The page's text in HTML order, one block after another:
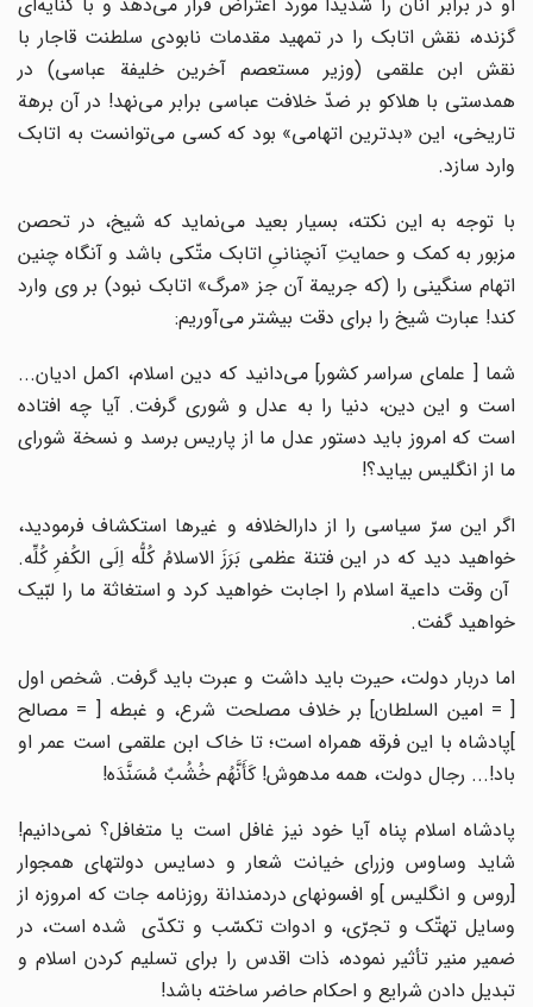
گزنده، نقش اتابک را در تمهید مقدمات نابودى سلطنت قاجار با
نقش ابن علقمى (وزیر مستعصم آخرین خلیفة عباسى) در
همدستى با هلاکو بر ضدّ خلافت عباسى برابر مى‌نهد! در آن برهة
تاریخى، این «بدترین اتهامى» بود که کسى مى‌توانست به اتابک
وارد سازد.
با توجه به این نکته، بسیار بعید مى‌نماید که شیخ، در تحصن
مزبور به کمک و حمایتِ آنچنانىِ اتابک متّکى باشد و آنگاه چنین
اتهام سنگینى را (که جریمة آن جز «مرگ» اتابک نبود) بر وى وارد
کند! عبارت شیخ را براى دقت بیشتر مى‌آوریم:
شما [ علماى سراسر کشور] مى‌دانید که دین اسلام، اکمل ادیان...
است و این دین، دنیا را به عدل و شورى گرفت. آیا چه افتاده
است که امروز باید دستور عدل ما از پاریس برسد و نسخة شوراى
ما از انگلیس بیاید؟!
اگر این سرّ سیاسى را از دارالخلافه و غیرها استکشاف فرمودید،
خواهید دید که در این فتنة عظمى بَرَزَ الاسلامُ کُلُّه اِلَى الکُفرِ کُلِّه.
آن وقت داعیة اسلام را اجابت خواهید کرد و استغاثة ما را لبّیک
خواهید گفت.
اما دربار دولت، حیرت باید داشت و عبرت باید گرفت. شخص اول
[ = امین السلطان] بر خلاف مصلحت شرع، و غبطه [ = مصالح
]پادشاه با این فرقه همراه است؛ تا خاک ابن علقمى است عمر او
باد!... رجال دولت، همه مدهوش! کَأَنَّهُم خُشُبٌ مُسَنَّدَه!
پادشاه اسلام پناه آیا خود نیز غافل است یا متغافل؟ نمى‌دانیم!
شاید وساوس وزراى خیانت شعار و دسایس دولتهاى همجوار
[روس و انگلیس ]و افسونهاى دردمندانة روزنامه جات که امروزه از
وسایل تهتّک و تجرّى، و ادوات تکسّب و تکدّى شده است، در
ضمیر منیر تأثیر نموده، ذات اقدس را براى تسلیم کردن اسلام و
تبدیل دادن شرایع و احکام حاضر ساخته باشد!